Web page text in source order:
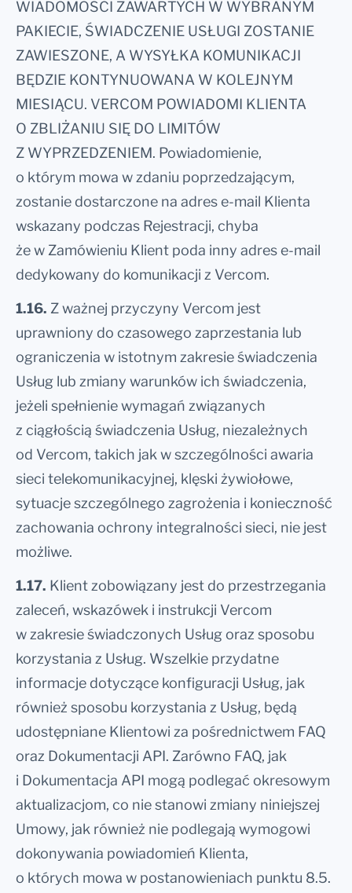
WIADOMOŚCI ZAWARTYCH W WYBRANYM
PAKIECIE, ŚWIADCZENIE USŁUGI ZOSTANIE
ZAWIESZONE, A WYSYŁKA KOMUNIKACJI
BĘDZIE KONTYNUOWANA W KOLEJNYM
MIESIĄCU. VERCOM POWIADOMI KLIENTA
O ZBLIŻANIU SIĘ DO LIMITÓW
Z WYPRZEDZENIEM. Powiadomienie,
o którym mowa w zdaniu poprzedzającym,
zostanie dostarczone na adres e-mail Klienta
wskazany podczas Rejestracji, chyba
że w Zamówieniu Klient poda inny adres e-mail
dedykowany do komunikacji z Vercom.
1.16. Z ważnej przyczyny Vercom jest
uprawniony do czasowego zaprzestania lub
ograniczenia w istotnym zakresie świadczenia
Usług lub zmiany warunków ich świadczenia,
jeżeli spełnienie wymagań związanych
z ciągłością świadczenia Usług, niezależnych
od Vercom, takich jak w szczególności awaria
sieci telekomunikacyjnej, klęski żywiołowe,
sytuacje szczególnego zagrożenia i konieczność
zachowania ochrony integralności sieci, nie jest
możliwe.
1.17. Klient zobowiązany jest do przestrzegania
zaleceń, wskazówek i instrukcji Vercom
w zakresie świadczonych Usług oraz sposobu
korzystania z Usług. Wszelkie przydatne
informacje dotyczące konfiguracji Usług, jak
również sposobu korzystania z Usług, będą
udostępniane Klientowi za pośrednictwem FAQ
oraz Dokumentacji API. Zarówno FAQ, jak
i Dokumentacja API mogą podlegać okresowym
aktualizacjom, co nie stanowi zmiany niniejszej
Umowy, jak również nie podlegają wymogowi
dokonywania powiadomień Klienta,
o których mowa w postanowieniach punktu 8.5.